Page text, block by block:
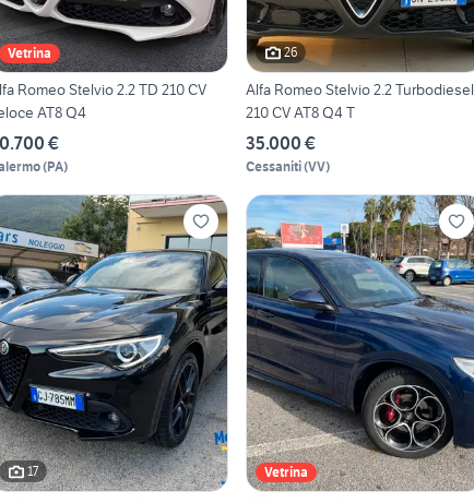
Vetrina
Romeo Stelvio 2.2 TD 210 CV
AT8 Q4
€
(PA)
26
Alfa Romeo Stelvio 2.2 Turbodiesel
210 CV AT8 Q4 T
35.000 €
Cessaniti(VV)
17 Vetrina